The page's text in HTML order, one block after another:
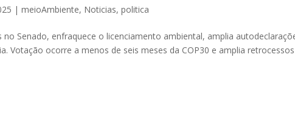
|meioAmbiente, Noticias,politica
Senado, enfraquece o licenciamento ambiental, amplia
Votação ocorre a menos de seis meses da COP30 e amplia